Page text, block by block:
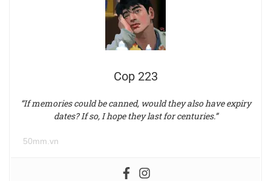
Cop 223
“If memories could be canned, would they also have expiry
dates? If so, I hope they last for centuries.”
50mm.vn